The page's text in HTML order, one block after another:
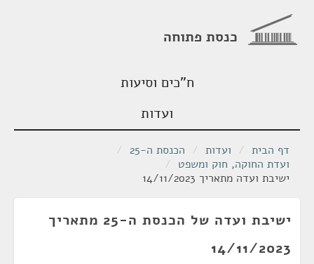
כנסת פתוחה
ח"כים וסיעות
ועדות
דף הבית / ועדות / הכנסת ה-25
/
ועדת החוקה, חוק ומשפט /
ישיבת ועדה מתאריך 14/11/2023
ישיבת ועדה של הכנסת ה-25 מתאריך
14/11/2023